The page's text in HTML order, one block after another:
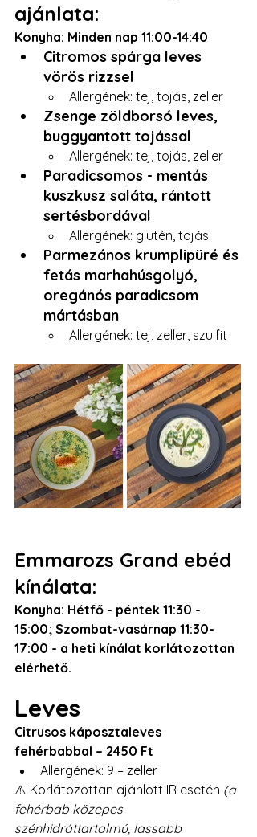
ajánlata:
Konyha: Minden nap 11:00-14:40
Citromos spárga leves
vörös rizzsel
Allergének: tej, tojás, zeller
Zsenge zöldborsó leves,
buggyantott tojással
Allergének: tej, tojás, zeller
Paradicsomos - mentás
kuszkusz saláta, rántott
sertésbordával
Allergének: glutén, tojás
Parmezános krumplipüré és
fetás marhahúsgolyó,
oregánós paradicsom
mártásban
Allergének: tej, zeller, szulfit
Emmarozs Grand ebéd
kínálata:
Konyha: Hétfő - péntek 11:30 -
15:00; Szombat-vasárnap 11:30-
17:00 - a heti kínálat korlátozottan
elérhető.
Leves
Citrusos káposztaleves
fehérbabbal – 2450 Ft
Allergének: 9 – zeller
⚠️ Korlátozottan ajánlott IR esetén (a
fehérbab közepes
szénhidráttartalmú, lassabb